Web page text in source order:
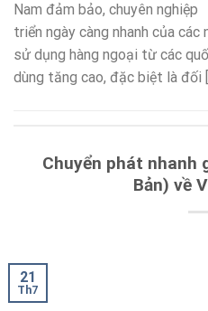
Nam đảm bảo, chuyên
triển ngày càng nhanh của
sử dụng hàng ngoại từ các
dùng tăng cao, đặc biệt là đối
Chuyển phát nhanh
Bản) về
21
Th7